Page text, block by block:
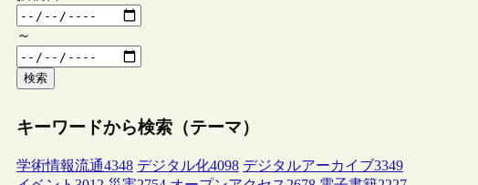
～
検索
キーワードから検索（テーマ）
学術情報流通4348 デジタル化4098 デジタルアーカイブ3349